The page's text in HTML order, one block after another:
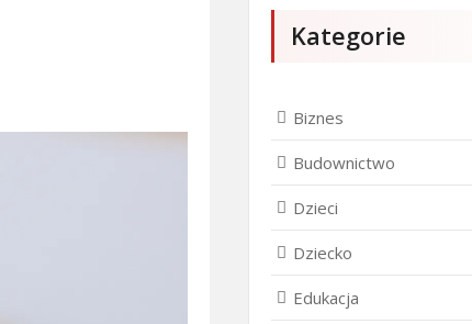
Kategorie
Biznes
Budownictwo
Dzieci
Dziecko
Edukacja